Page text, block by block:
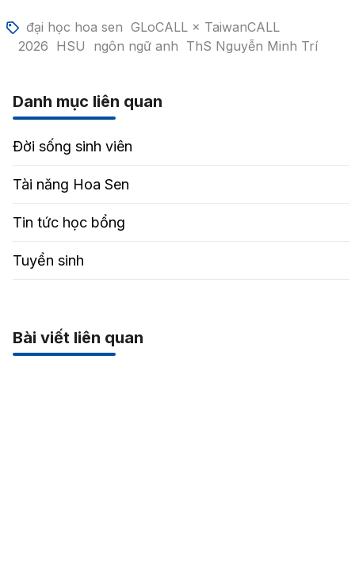
đại học hoa sen GLoCALL × TaiwanCALL
2026 HSU ngôn ngữ anh ThS Nguyễn Minh Trí
Danh mục liên quan
Đời sống sinh viên
Tài năng Hoa Sen
Tin tức học bổng
Tuyển sinh
Bài viết liên quan